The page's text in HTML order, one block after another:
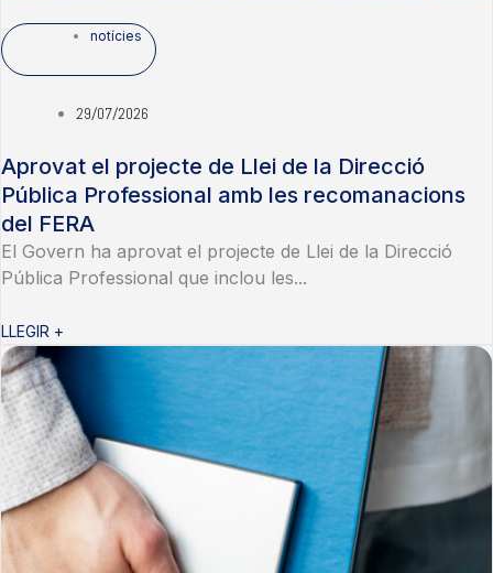
notícies
29/07/2026
Aprovat el projecte de Llei de la Direcció
Pública Professional amb les recomanacions
del FERA
El Govern ha aprovat el projecte de Llei de la Direcció
Pública Professional que inclou les...
LLEGIR +